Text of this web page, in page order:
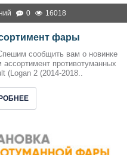
0 16018
фары
сообщить вам о новинке
противотуманных
(Logan 2 (2014-2018..